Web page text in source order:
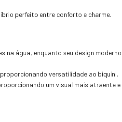
perfeito entre conforto e charme.
água, enquanto seu design
versatilidade ao biquíni.
um visual mais atraente